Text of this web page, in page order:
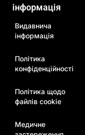
інформація
Видавнича
інформація
Політика
конфіденційності
Політика щодо
файлів cookie
Медичне